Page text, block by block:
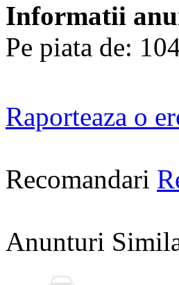
Informatii
Pe piata de:
Raporteaza o
Recomandari
Anunturi